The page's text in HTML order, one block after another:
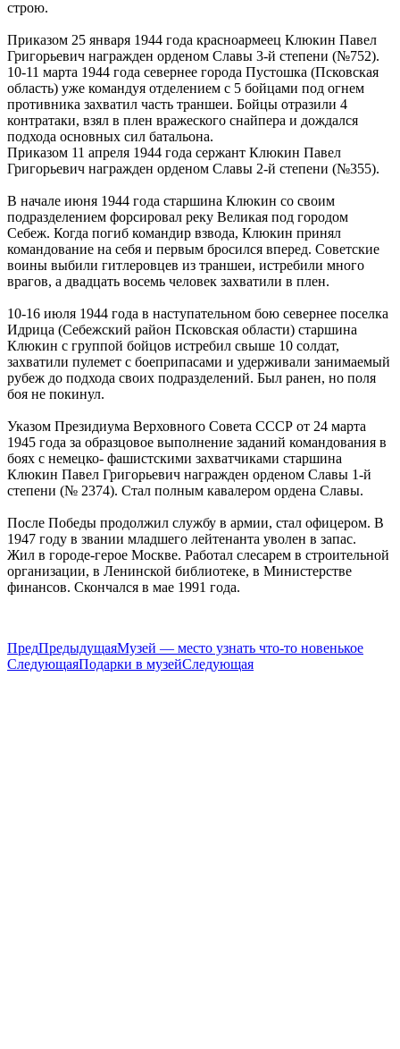
строю.
Приказом 25 января 1944 года красноармеец Клюкин Павел
Григорьевич награжден орденом Славы 3-й степени (№752).
10-11 марта 1944 года севернее города Пустошка (Псковская
область) уже командуя отделением с 5 бойцами под огнем
противника захватил часть траншеи. Бойцы отразили 4
контратаки, взял в плен вражеского снайпера и дождался
подхода основных сил батальона.
Приказом 11 апреля 1944 года сержант Клюкин Павел
Григорьевич награжден орденом Славы 2-й степени (№355).
В начале июня 1944 года старшина Клюкин со своим
подразделением форсировал реку Великая под городом
Себеж. Когда погиб командир взвода, Клюкин принял
командование на себя и первым бросился вперед. Советские
воины выбили гитлеровцев из траншеи, истребили много
врагов, а двадцать восемь человек захватили в плен.
10-16 июля 1944 года в наступательном бою севернее поселка
Идрица (Себежский район Псковская области) старшина
Клюкин с группой бойцов истребил свыше 10 солдат,
захватили пулемет с боеприпасами и удерживали занимаемый
рубеж до подхода своих подразделений. Был ранен, но поля
боя не покинул.
Указом Президиума Верховного Совета СССР от 24 марта
1945 года за образцовое выполнение заданий командования в
боях с немецко- фашистскими захватчиками старшина
Клюкин Павел Григорьевич награжден орденом Славы 1-й
степени (№ 2374). Стал полным кавалером ордена Славы.
После Победы продолжил службу в армии, стал офицером. В
1947 году в звании младшего лейтенанта уволен в запас.
Жил в городе-герое Москве. Работал слесарем в строительной
организации, в Ленинской библиотеке, в Министерстве
финансов. Скончался в мае 1991 года.
ПредПредыдущаяМузей — место узнать что-то новенькое
СледующаяПодарки в музейСледующая